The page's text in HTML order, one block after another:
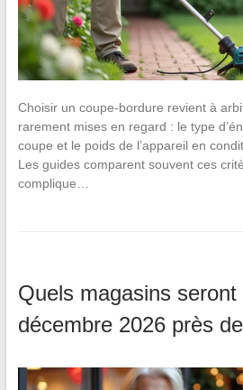
Choisir un coupe-bordure revient à
rarement mises en regard : le type
coupe et le poids de l’appareil en
Les guides comparent souvent ces
complique…
Quels magasins
décembre 2026 près